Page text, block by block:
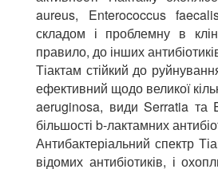
aureus, Enterococcus
складом і проблемну в
правило, до інших
Тіактам стійкий до
ефективний щодо великої
aeruginosa, види Serratia та
більшості b-лактамних
Антибактеріальний спектр
відомих антибіотиків, і